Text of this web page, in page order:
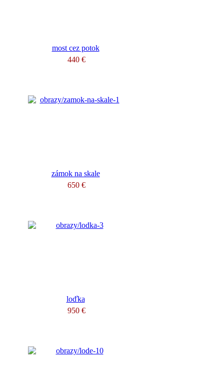
most cez potok
440 €
zámok na skale
650 €
loďka
950 €